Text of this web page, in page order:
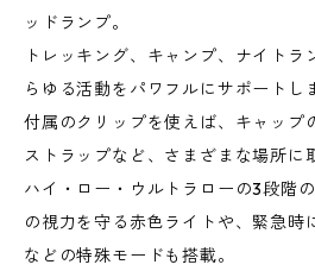
ッドランプ。
トレッキング、キャンプ、ナイトラ
らゆる活動をパワフルにサポートし
付属のクリップを使えば、キャップ
ストラップなど、さまざまな場所に
ハイ・ロー・ウルトラローの3段階
の視力を守る赤色ライトや、緊急時
などの特殊モードも搭載。